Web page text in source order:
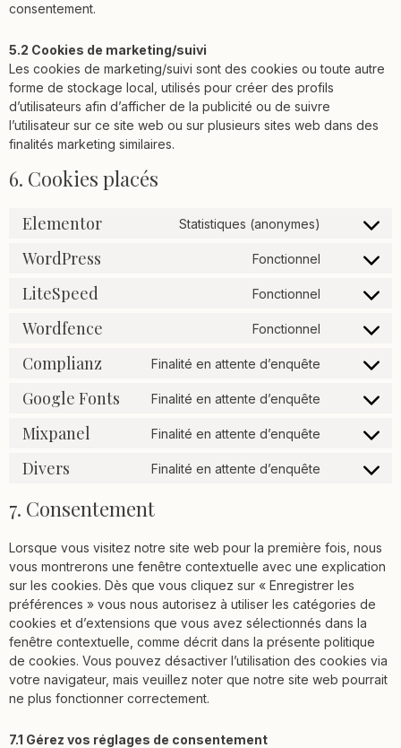
consentement.
5.2 Cookies de marketing/suivi
Les cookies de marketing/suivi sont des cookies ou toute autre
forme de stockage local, utilisés pour créer des profils
d’utilisateurs afin d’afficher de la publicité ou de suivre
l’utilisateur sur ce site web ou sur plusieurs sites web dans des
finalités marketing similaires.
6. Cookies placés
Elementor Statistiques (anonymes)
WordPress Fonctionnel
LiteSpeed Fonctionnel
Wordfence Fonctionnel
Complianz Finalité en attente d’enquête
Google Fonts Finalité en attente d’enquête
Mixpanel Finalité en attente d’enquête
Divers Finalité en attente d’enquête
7. Consentement
Lorsque vous visitez notre site web pour la première fois, nous
vous montrerons une fenêtre contextuelle avec une explication
sur les cookies. Dès que vous cliquez sur « Enregistrer les
préférences » vous nous autorisez à utiliser les catégories de
cookies et d’extensions que vous avez sélectionnés dans la
fenêtre contextuelle, comme décrit dans la présente politique
de cookies. Vous pouvez désactiver l’utilisation des cookies via
votre navigateur, mais veuillez noter que notre site web pourrait
ne plus fonctionner correctement.
7.1 Gérez vos réglages de consentement